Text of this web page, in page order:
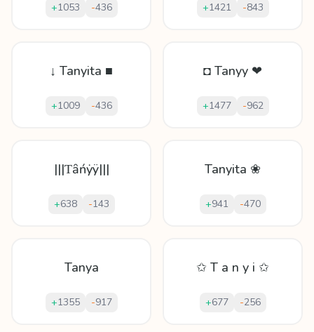
+1053 -436 +1421 -843
↓ Tanyita ■
+1009 -436
◘ Tanyy ❤
+1477 -962
|||Ƭȃńẏÿ|||
+638 -143
Tanyita ❀
+941 -470
Tanya
+1355 -917
✩ T a n y i ✩
+677 -256